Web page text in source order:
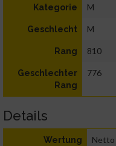
Kategorie M
Geschlecht M
Rang 810
Geschlechter
Rang
776
Details
Wertung Netto